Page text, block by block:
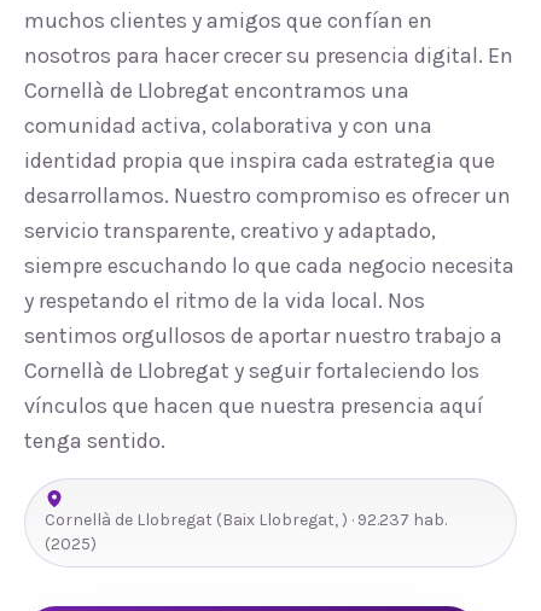
muchos clientes y amigos que confían en
nosotros para hacer crecer su presencia digital. En
Cornellà de Llobregat encontramos una
comunidad activa, colaborativa y con una
identidad propia que inspira cada estrategia que
desarrollamos. Nuestro compromiso es ofrecer un
servicio transparente, creativo y adaptado,
siempre escuchando lo que cada negocio necesita
y respetando el ritmo de la vida local. Nos
sentimos orgullosos de aportar nuestro trabajo a
Cornellà de Llobregat y seguir fortaleciendo los
vínculos que hacen que nuestra presencia aquí
tenga sentido.
Cornellà de Llobregat (Baix Llobregat,) · 92.237 hab.
(2025)